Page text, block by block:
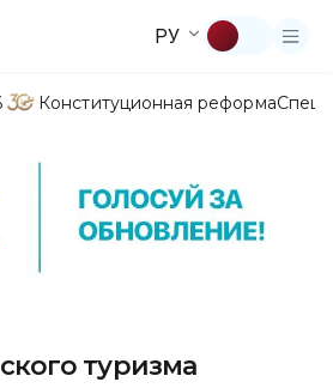
РУ
Конституционная реформа
туризма